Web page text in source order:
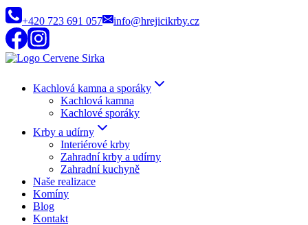
Přeskočit
na
obsah
+420 723 691 057 info@hrejicikrby.cz
Kachlová kamna a sporáky
Kachlová kamna
Kachlové sporáky
Krby a udírny
Interiérové krby
Zahradní krby a udírny
Zahradní kuchyně
Naše realizace
Komíny
Blog
Kontakt